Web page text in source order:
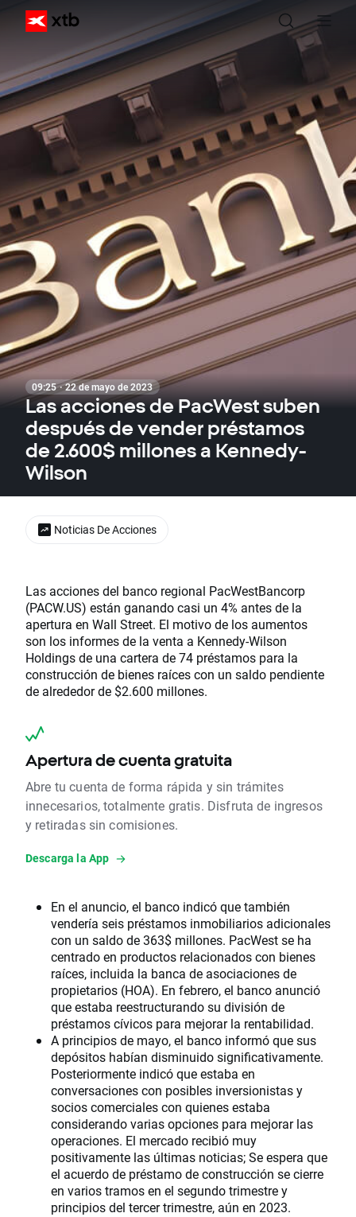
09:25 · 22 de mayo de 2023
Las acciones de PacWest suben
después de vender préstamos
de 2.600$ millones a Kennedy-
Wilson
Las acciones del banco regional PacWestBancorp
(PACW.US) están ganando casi un 4% antes de la
apertura en Wall Street. El motivo de los aumentos
son los informes de la venta a Kennedy-Wilson
Holdings de una cartera de 74 préstamos para la
construcción de bienes raíces con un saldo pendiente
de alrededor de $2.600 millones.
Apertura de cuenta gratuita
Abre tu cuenta de forma rápida y sin trámites
innecesarios, totalmente gratis. Disfruta de ingresos
y retiradas sin comisiones.
Descarga la App
En el anuncio, el banco indicó que también
vendería seis préstamos inmobiliarios adicionales
con un saldo de 363$ millones. PacWest se ha
centrado en productos relacionados con bienes
raíces, incluida la banca de asociaciones de
propietarios (HOA). En febrero, el banco anunció
que estaba reestructurando su división de
préstamos cívicos para mejorar la rentabilidad.
A principios de mayo, el banco informó que sus
depósitos habían disminuido significativamente.
Posteriormente indicó que estaba en
conversaciones con posibles inversionistas y
socios comerciales con quienes estaba
considerando varias opciones para mejorar las
operaciones. El mercado recibió muy
positivamente las últimas noticias; Se espera que
el acuerdo de préstamo de construcción se cierre
en varios tramos en el segundo trimestre y
principios del tercer trimestre, aún en 2023.
Noticias De Acciones